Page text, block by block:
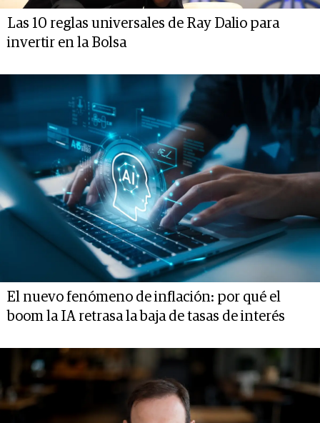
Las 10 reglas universales de Ray Dalio para
invertir en la Bolsa
El nuevo fenómeno de inflación: por qué el
boom la IA retrasa la baja de tasas de interés